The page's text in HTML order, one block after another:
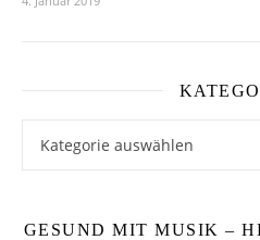
GESUND MIT MUSIK –